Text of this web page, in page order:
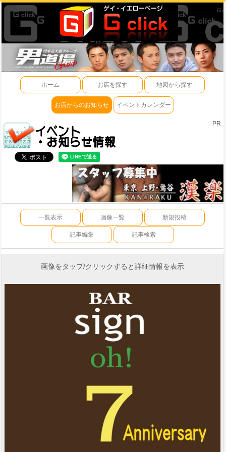
ホーム お店を探す 地図から探す
お店からのお知らせ イベントカレンダー
PR
一覧表示 画像一覧 新規投稿
記事編集 記事検索
画像をタップ/クリックすると詳細情報を表示